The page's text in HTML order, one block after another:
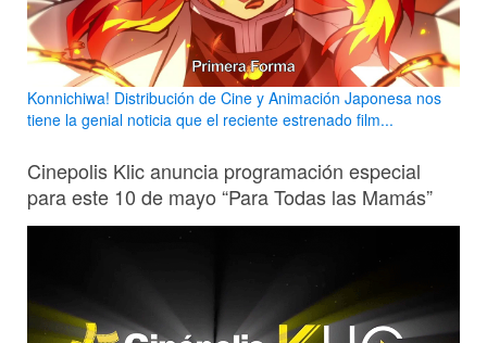
Konnichiwa! Distribución de Cine y Animación Japonesa nos
tiene la genial noticia que el reciente estrenado film...
Cinepolis Klic anuncia programación especial
para este 10 de mayo “Para Todas las Mamás”